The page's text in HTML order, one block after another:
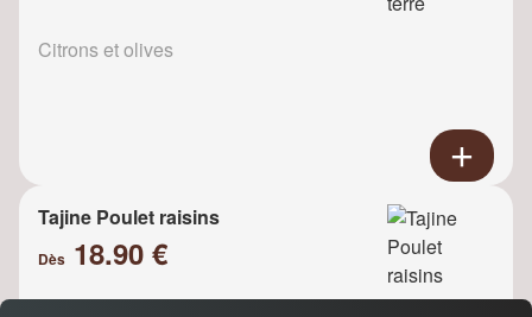
Citrons et olives
Tajine Poulet raisins
Dès 18.90 €